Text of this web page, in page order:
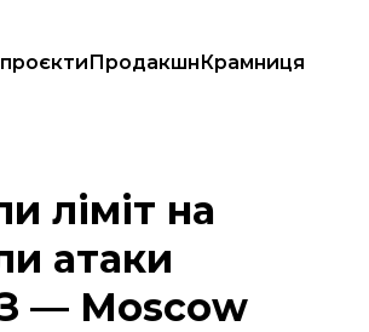
ПродакшнКрамниця
по російських НПЗ — Moscow Times
ліміт на
атаки
— Moscow